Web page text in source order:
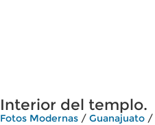
Interior del templo.
Fotos Modernas / Guanajuato /